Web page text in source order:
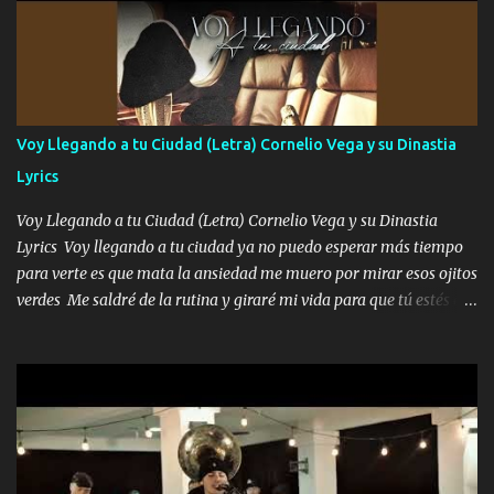
preguntas y digas que sí hacernos novios y verte feliz y muy
contenta como yo por ti Música Pregúntame qué es lo que me
enamora pa describirte unas cuantas horas también pregunta que
quiero contigo que seas dichosa al estar conmigo Y ya borracho
contéstame la llamada pa dedicarte unas bonitas palabras así
borracho me animo a decirte todo y puedo describirlo mucho que
me encantes Decirte que me siento muy feliz y emocionado por
tenerte aquí espero que quiera...
Voy Llegando a tu Ciudad (Letra) Cornelio Vega y su Dinastia
Lyrics
Voy Llegando a tu Ciudad (Letra) Cornelio Vega y su Dinastia
Lyrics Voy llegando a tu ciudad ya no puedo esperar más tiempo
para verte es que mata la ansiedad me muero por mirar esos ojitos
verdes Me saldré de la rutina y giraré mi vida para que tú estés en
solo yo tendre el candado 🔒 del amor ❤️ Música Mil y un besos
para dar ya estando en tu ciudad no habrá quien lo detenga si las
copas van de más vayamos a un lugar y cerremos las puertas
Entre alcohol y besos se va incrementado el Fuego en esa